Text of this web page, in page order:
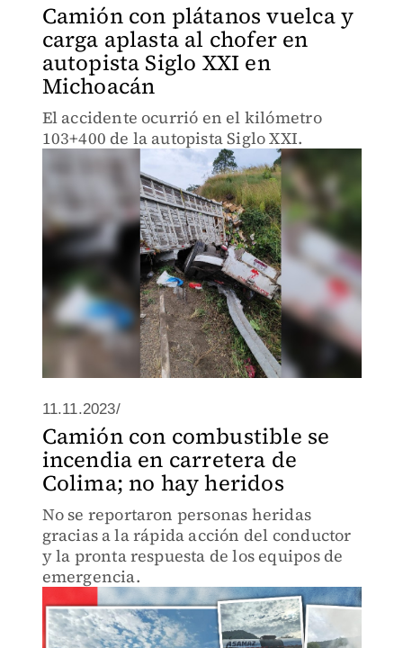
Camión con plátanos vuelca y
carga aplasta al chofer en
autopista Siglo XXI en
Michoacán
El accidente ocurrió en el kilómetro
103+400 de la autopista Siglo XXI.
11.11.2023/
Camión con combustible se
incendia en carretera de
Colima; no hay heridos
No se reportaron personas heridas
gracias a la rápida acción del conductor
y la pronta respuesta de los equipos de
emergencia.